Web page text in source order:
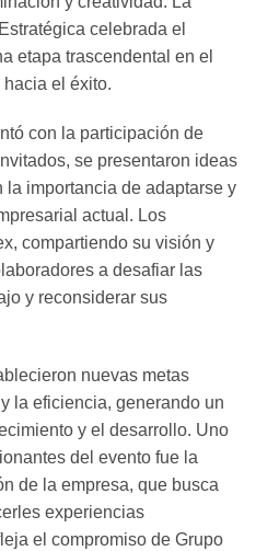
celebrada el
etapa trascendental en el
el éxito.
con la participación de
se presentaron ideas
importancia de adaptarse y
actual. Los
compartiendo su visión y
a desafiar las
y reconsiderar sus
nuevas metas
la eficiencia, generando un
y el desarrollo. Uno
del evento fue la
de la empresa, que busca
experiencias
el compromiso de Grupo